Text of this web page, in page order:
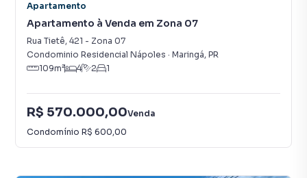
Apartamento
Apartamento à Venda em Zona 07
Rua Tietê, 421 - Zona 07
Condominio Residencial Nápoles · Maringá, PR
109m² 4 2 1
R$ 570.000,00Venda
Condomínio R$ 600,00